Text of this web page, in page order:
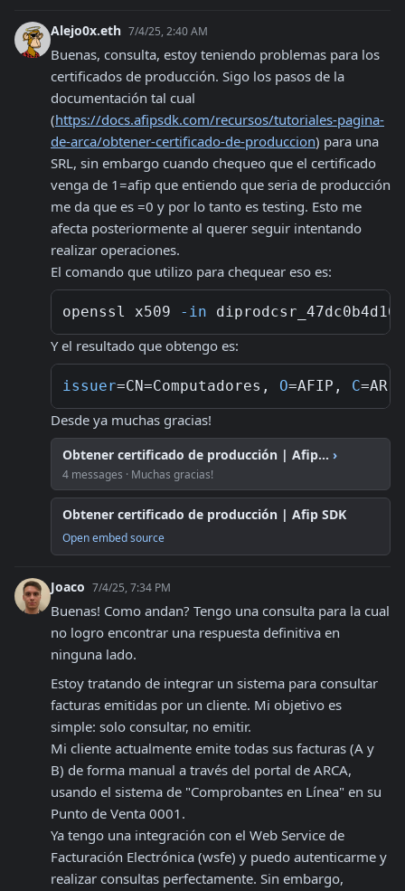
Alejo0x.eth 7/4/25, 2:40 AM
Buenas, consulta, estoy teniendo problemas para los
certificados de producción. Sigo los pasos de la
documentación tal cual
(https://docs.afipsdk.com/recursos/tutoriales-pagina-
de-arca/obtener-certificado-de-produccion) para una
SRL, sin embargo cuando chequeo que el certificado
venga de 1=afip que entiendo que seria de producción
me da que es =0 y por lo tanto es testing. Esto me
afecta posteriormente al querer seguir intentando
realizar operaciones.
El comando que utilizo para chequear eso es:
openssl x509 -in
Y el resultado que obtengo es:
issuer=CN=Computadores, O=AFIP, C
Desde ya muchas gracias!
Obtener certificado de producción | Afip... ›
4 messages · Muchas gracias!
Obtener certificado de producción | Afip SDK
Open embed source
Joaco 7/4/25, 7:34 PM
Buenas! Como andan? Tengo una consulta para la cual
no logro encontrar una respuesta definitiva en
ninguna lado.
Estoy tratando de integrar un sistema para consultar
facturas emitidas por un cliente. Mi objetivo es
simple: solo consultar, no emitir.
Mi cliente actualmente emite todas sus facturas (A y
B) de forma manual a través del portal de ARCA,
usando el sistema de "Comprobantes en Línea" en su
Punto de Venta 0001.
Ya tengo una integración con el Web Service de
Facturación Electrónica (wsfe) y puedo autenticarme y
realizar consultas perfectamente. Sin embargo,